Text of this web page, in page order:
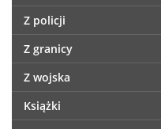
Z policji
Z granicy
Z wojska
Książki